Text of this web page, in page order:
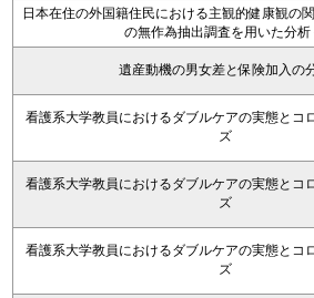
日本在住の外国籍住民における主観的健康観の
の無作為抽出調査を用いた分
遺産動機の男女差と保険加入の
看護系大学教員におけるダブルケアの実態とコ
ズ
看護系大学教員におけるダブルケアの実態とコ
ズ
看護系大学教員におけるダブルケアの実態とコ
ズ